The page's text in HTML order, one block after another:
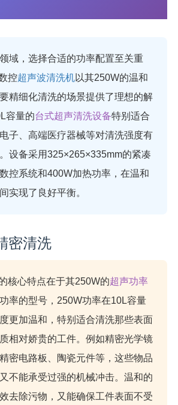
域，选择合适的功率配置至关重
控超声波清洗机以其250W的温和
精细化清洗的场景提供了理想的解
容量的台式超声清洗设备特别适合
子、高端医疗器械等对清洗强度有
设备采用325×265×335mm的紧凑
控系统和400W加热功率，在温和
实现了良好平衡。
密清洗
核心特点在于其250W的超声功率
率的型号，250W功率在10L容量
更加温和，特别适合清洗那些表面
相对娇贵的工件。例如精密光学镜
密电路板、陶瓷元件等，这些物品
不能承受过强的机械冲击。温和的
去除污物，又能确保工件表面不受